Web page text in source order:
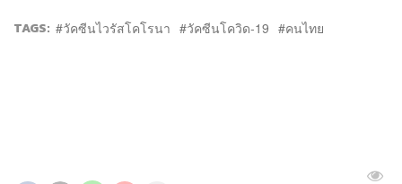
TAGS: วัคซีนไวรัสโคโรนา วัคซีนโควิด-19 คนไทย